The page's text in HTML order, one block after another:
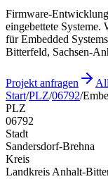
Firmware-
eingebettete
für Embedded
Bitterfeld, Sachsen-
Projekt anfragen
Start/PLZ/06792/
PLZ
06792
Stadt
Sandersdorf-Brehna
Kreis
Landkreis Anhalt-